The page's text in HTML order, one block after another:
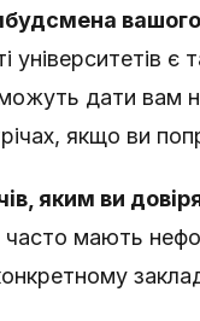
університетів є
дати вам
якщо ви
яким ви
часто мають